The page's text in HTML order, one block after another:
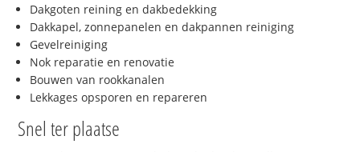
Dakgoten reining en dakbedekking
Dakkapel, zonnepanelen en dakpannen reiniging
Gevelreiniging
Nok reparatie en renovatie
Bouwen van rookkanalen
Lekkages opsporen en repareren
Snel ter plaatse